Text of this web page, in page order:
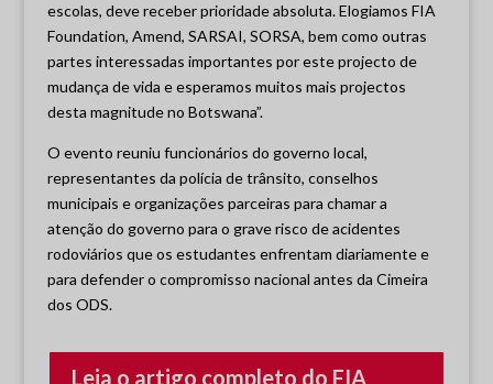
escolas, deve receber prioridade absoluta. Elogiamos FIA
Foundation, Amend, SARSAI, SORSA, bem como outras
partes interessadas importantes por este projecto de
mudança de vida e esperamos muitos mais projectos
desta magnitude no Botswana”.
O evento reuniu funcionários do governo local,
representantes da polícia de trânsito, conselhos
municipais e organizações parceiras para chamar a
atenção do governo para o grave risco de acidentes
rodoviários que os estudantes enfrentam diariamente e
para defender o compromisso nacional antes da Cimeira
dos ODS.
Leia o artigo completo do FIA